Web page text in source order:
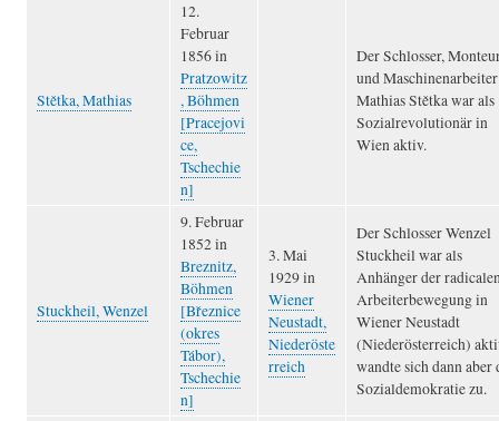
Stětka, Mathias
12.
Februar
1856 in
Pratzowitz
, Böhmen
[Pracejovi
ce,
Tschechie
n]
Der Schlosser,
und Maschinenarbeiter
Mathias Stětka war als
Sozialrevolutionär in
Wien aktiv.
Stuckheil, Wenzel
9. Februar
1852 in
Breznitz,
Böhmen
[Březnice
(okres
Tábor),
Tschechie
n]
3. Mai
1929 in
Wiener
Neustadt,
Niederöste
rreich
Der Schlosser Wenzel
Stuckheil war als
Anhänger der
Arbeiterbewegung in
Wiener Neustadt
(Niederösterreich)
wandte sich dann aber
Sozialdemokratie zu.